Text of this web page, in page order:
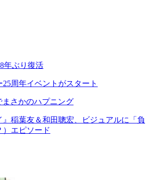
年ぶり復活
周年イベントがスタート
さかのハプニング
』稲葉友＆和田聰宏、ビジュアルに「負
）エピソード